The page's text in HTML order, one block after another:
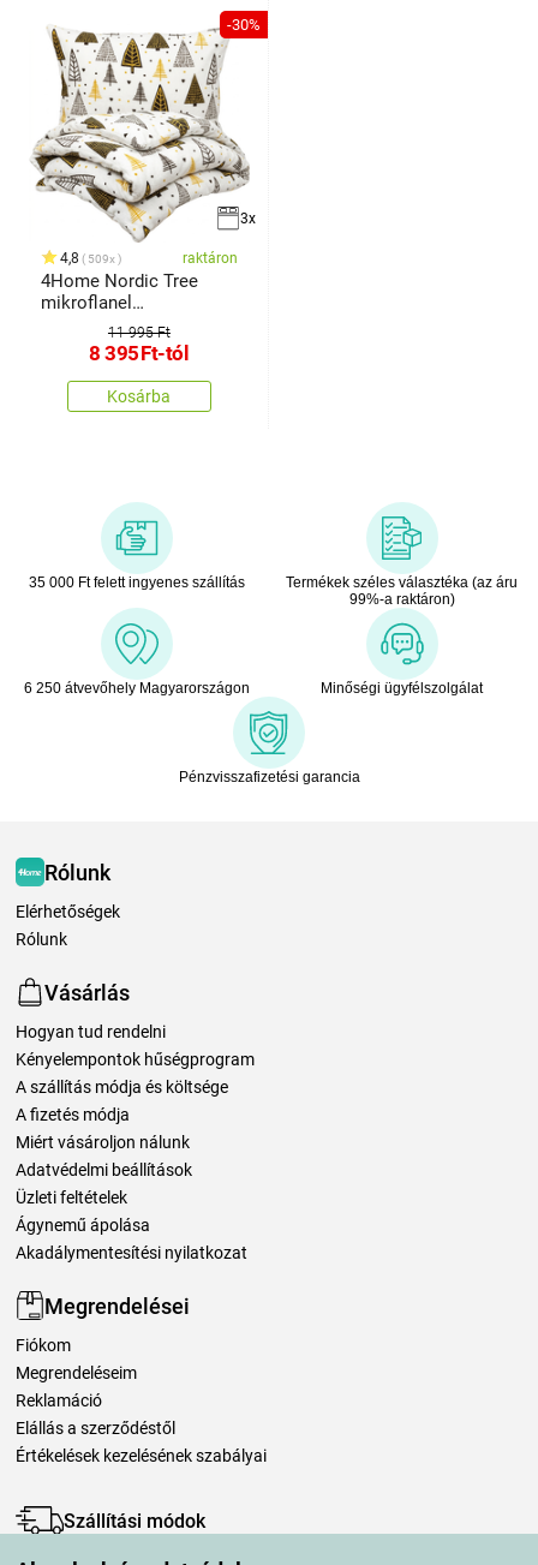
-30%
3x
4,8 509x raktáron
4Home Nordic Tree
mikroflanel
ágyneműhuzat
11 995 Ft
8 395Ft-tól
Kosárba
35 000 Ft felett ingyenes szállítás
Termékek széles választéka (az áru
99%-a raktáron)
6 250 átvevőhely Magyarországon Minőségi ügyfélszolgálat
Pénzvisszafizetési garancia
Rólunk
Elérhetőségek
Rólunk
Vásárlás
Hogyan tud rendelni
Kényelempontok hűségprogram
A szállítás módja és költsége
A fizetés módja
Miért vásároljon nálunk
Adatvédelmi beállítások
Üzleti feltételek
Ágynemű ápolása
Akadálymentesítési nyilatkozat
Megrendelései
Fiókom
Megrendeléseim
Reklamáció
Elállás a szerződéstől
Értékelések kezelésének szabályai
Szállítási módok